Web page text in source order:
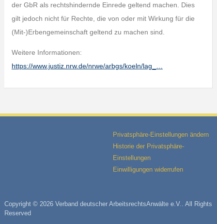
der GbR als rechtshindernde Einrede geltend machen. Dies
gilt jedoch nicht für Rechte, die von oder mit Wirkung für die
(Mit-)Erbengemeinschaft geltend zu machen sind.
Weitere Informationen:
https://www.justiz.nrw.de/nrwe/arbgs/koeln/lag_…
Privatsphäre-Einstellungen ändern
Historie der Privatsphäre-
Einstellungen
Einwilligungen widerrufen
Copyright © 2026 Verband deutscher ArbeitsrechtsAnwälte e.V.. All Rights
Reserved